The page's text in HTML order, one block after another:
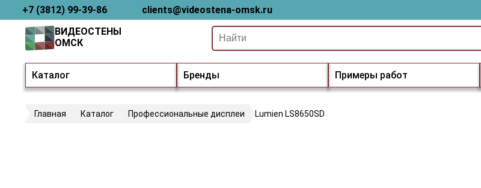
+7 (3812) 99-39-86 clients@videostena-omsk.ru
Каталог Бренды Примеры работ
ВИДЕОСТЕНЫ
ОМСК
Главная Каталог Профессиональные дисплеи Lumien LS8650SD